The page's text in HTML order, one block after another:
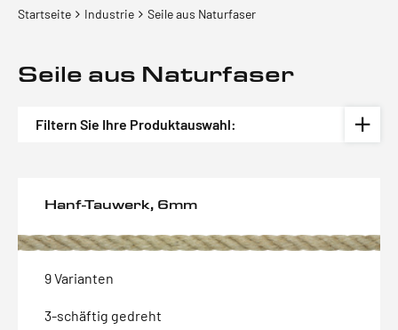
Startseite Industrie Seile aus Naturfaser
Seile aus Naturfaser
Filtern Sie Ihre Produktauswahl:
Hanf-Tauwerk, 6mm
9 Varianten
3-schäftig gedreht